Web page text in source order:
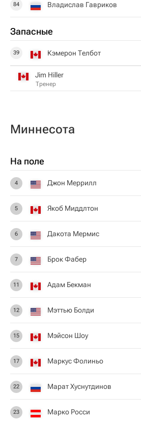
84 Владислав Гавриков
Запасные
39 Кэмерон Телбот
Jim Hiller
Тренер
Миннесота
На поле
4 Джон Меррилл
5 Якоб Миддлтон
6 Дакота Мермис
7 Брок Фабер
11 Адам Бекман
12 Мэттью Болди
15 Мэйсон Шоу
17 Маркус Фолиньо
22 Марат Хуснутдинов
23 Марко Росси